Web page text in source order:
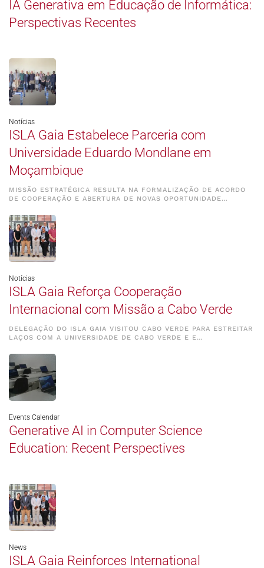
IA Generativa em Educação de Informática:
Perspectivas Recentes
Notícias
ISLA Gaia Estabelece Parceria com
Universidade Eduardo Mondlane em
Moçambique
MISSÃO ESTRATÉGICA RESULTA NA FORMALIZAÇÃO DE ACORDO
DE COOPERAÇÃO E ABERTURA DE NOVAS OPORTUNIDADE…
Notícias
ISLA Gaia Reforça Cooperação
Internacional com Missão a Cabo Verde
DELEGAÇÃO DO ISLA GAIA VISITOU CABO VERDE PARA ESTREITAR
LAÇOS COM A UNIVERSIDADE DE CABO VERDE E E…
Events Calendar
Generative AI in Computer Science
Education: Recent Perspectives
News
ISLA Gaia Reinforces International